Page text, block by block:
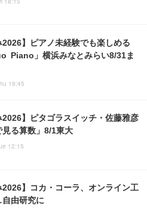
2026】ピアノ未経験でも楽しめる
Piano」横浜みなとみらい8/31ま
19:45
2026】ピタゴラスイッチ・佐藤雅彦
見る算数」8/1東大
12:15
2026】コカ・コーラ、オンライン工
由研究に